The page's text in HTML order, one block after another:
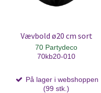
Vævbold ø20 cm sort
70 Partydeco
70kb20-010
På lager i webshoppen
(99 stk.)